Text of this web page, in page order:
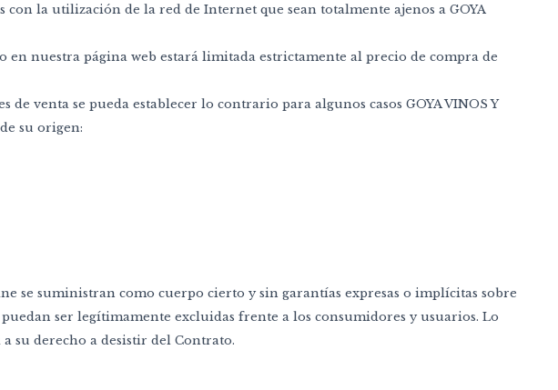
con la utilización de la red de Internet que sean totalmente ajenos a GOYA
en nuestra página web estará limitada estrictamente al precio de compra de
venta se pueda establecer lo contrario para algunos casos GOYA VINOS Y
su origen:
se suministran como cuerpo cierto y sin garantías expresas o implícitas sobre
ser legítimamente excluidas frente a los consumidores y usuarios. Lo
su derecho a desistir del Contrato.